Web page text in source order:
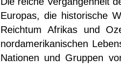
Europas, die historische
Reichtum Afrikas und
nordamerikanischen
Nationen und Gruppen